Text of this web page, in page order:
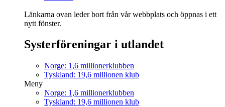
Länkarna ovan leder bort från vår webbplats och öppnas i ett
nytt fönster.
Systerföreningar i utlandet
Norge: 1,6 millionerklubben
Tyskland: 19,6 millionen klub
Meny
Norge: 1,6 millionerklubben
Tyskland: 19,6 millionen klub